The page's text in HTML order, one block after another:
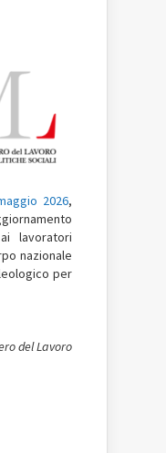
2026,
lavoratori
nazionale
per
del Lavoro